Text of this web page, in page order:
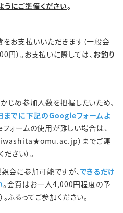
うにご準備ください。
支払いいただきます（一般会
円）。お支払いに際しては、 お釣り
じめ参加人数を把握したいため、
までに下記のGoogleフォームよ
ォームの使用が難しい場合は、
iwashita★omu.ac.jp）までご連
さい）。
会に参加可能ですが、できるだけ
。会費はお一人4,000円程度の予
ふるってご参加ください。